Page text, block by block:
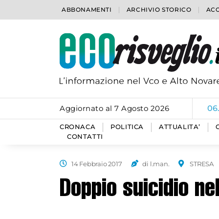
ABBONAMENTI ARCHIVIO STORICO
Aggiornato al 7 Agosto 2026
CRONACA POLITICA ATTUALITA’
CONTATTI
14 Febbraio 2017 di l.man. STRESA
Doppio suicidio